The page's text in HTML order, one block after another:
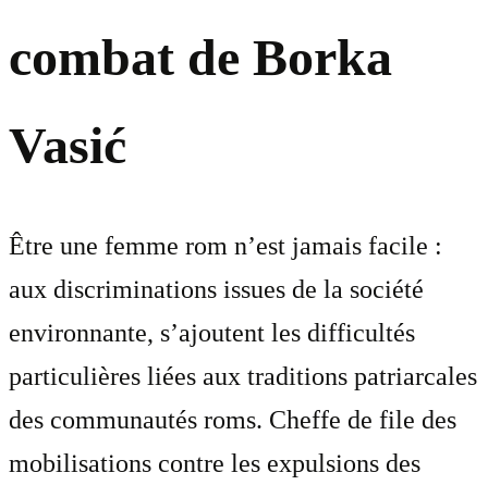
combat de Borka
Vasić
Être une femme rom n’est jamais facile :
aux discriminations issues de la société
environnante, s’ajoutent les difficultés
particulières liées aux traditions patriarcales
des communautés roms. Cheffe de file des
mobilisations contre les expulsions des